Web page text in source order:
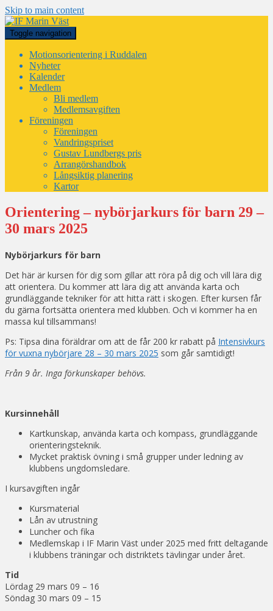
Skip to main content
Toggle navigation
Motionsorientering i Ruddalen
Nyheter
Kalender
Medlem
Bli medlem
Medlemsavgiften
Föreningen
Föreningen
Vandringspriset
Gustav Lundbergs pris
Arrangörshandbok
Långsiktig planering
Kartor
Orientering – nybörjarkurs för barn 29 –
30 mars 2025
Nybörjarkurs för barn
Det här är kursen för dig som gillar att röra på dig och vill lära dig
att orientera. Du kommer att lära dig att använda karta och
grundläggande tekniker för att hitta rätt i skogen. Efter kursen får
du gärna fortsätta orientera med klubben. Och vi kommer ha en
massa kul tillsammans!
Ps: Tipsa dina föräldrar om att de får 200 kr rabatt på Intensivkurs
för vuxna nybörjare 28 – 30 mars 2025 som går samtidigt!
Från 9 år. Inga förkunskaper behövs.
Kursinnehåll
Kartkunskap, använda karta och kompass, grundläggande
orienteringsteknik.
Mycket praktisk övning i små grupper under ledning av
klubbens ungdomsledare.
I kursavgiften ingår
Kursmaterial
Lån av utrustning
Luncher och fika
Medlemskap i IF Marin Väst under 2025 med fritt deltagande
i klubbens träningar och distriktets tävlingar under året.
Tid
Lördag 29 mars 09 – 16
Söndag 30 mars 09 – 15